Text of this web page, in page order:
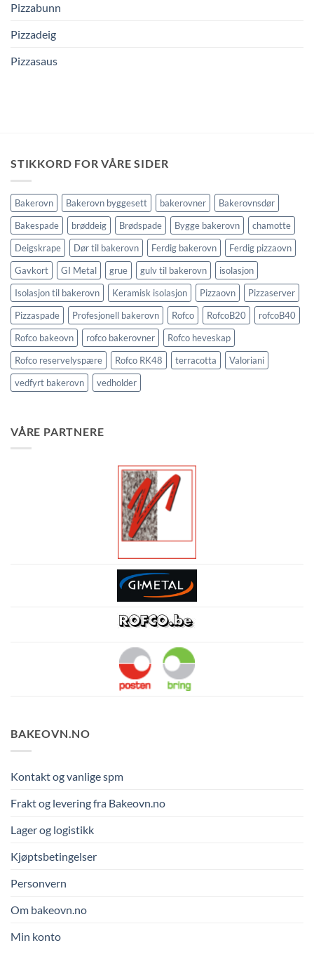
Pizzabunn
Pizzadeig
Pizzasaus
STIKKORD FOR VÅRE SIDER
Bakerovn Bakerovn byggesett bakerovner
Bakerovnsdør
Bakespade
brøddeig Brødspade Bygge bakerovn
chamotte
Deigskrape
Dør til bakerovn Ferdig bakerovn
Ferdig pizzaovn
Gavkort
GI Metal grue gulv til bakerovn
isolasjon
Isolasjon til bakerovn
Keramisk isolasjon Pizzaovn
Pizzaserver
Pizzaspade
Profesjonell bakerovn Rofco RofcoB20
rofcoB40
Rofco bakeovn
rofco bakerovner
Rofco heveskap
Rofco reservelyspære
Rofco RK48 terracotta
Valoriani
vedfyrt bakerovn
vedholder
VÅRE PARTNERE
BAKEOVN.NO
Kontakt og vanlige spm
Frakt og levering fra Bakeovn.no
Lager og logistikk
Kjøptsbetingelser
Personvern
Om bakeovn.no
Min konto